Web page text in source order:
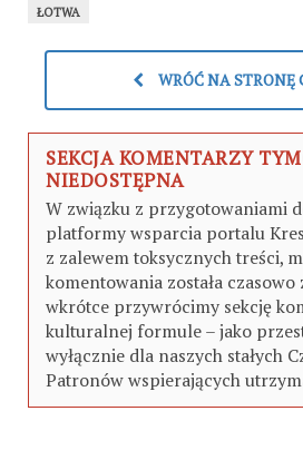
ŁOTWA
WRÓĆ NA STRONĘ
SEKCJA KOMENTARZY
NIEDOSTĘPNA
W związku z przygotowaniami
platformy wsparcia portalu
z zalewem toksycznych treści,
komentowania została czasowo
wkrótce przywrócimy sekcję
kulturalnej formule – jako
wyłącznie dla naszych stałych
Patronów wspierających